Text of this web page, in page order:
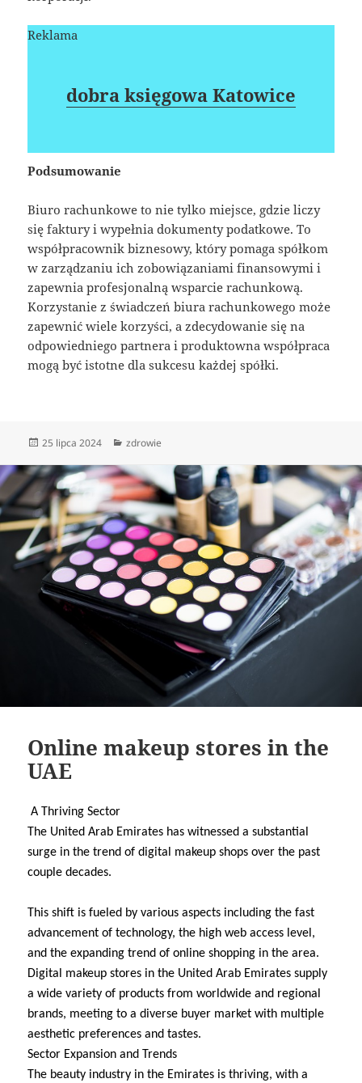
Reklama
dobra księgowa Katowice
Podsumowanie
Biuro rachunkowe to nie tylko miejsce, gdzie liczy
się faktury i wypełnia dokumenty podatkowe. To
współpracownik biznesowy, który pomaga spółkom
w zarządzaniu ich zobowiązaniami finansowymi i
zapewnia profesjonalną wsparcie rachunkową.
Korzystanie z świadczeń biura rachunkowego może
zapewnić wiele korzyści, a zdecydowanie się na
odpowiedniego partnera i produktowna współpraca
mogą być istotne dla sukcesu każdej spółki.
Data
25 lipca 2024 Kategorie
zdrowie
Online makeup stores in the
UAE
A Thriving Sector
The United Arab Emirates has witnessed a substantial
surge in the trend of digital makeup shops over the past
couple decades.
This shift is fueled by various aspects including the fast
advancement of technology, the high web access level,
and the expanding trend of online shopping in the area.
Digital makeup stores in the United Arab Emirates supply
a wide variety of products from worldwide and regional
brands, meeting to a diverse buyer market with multiple
aesthetic preferences and tastes.
Sector Expansion and Trends
The beauty industry in the Emirates is thriving, with a